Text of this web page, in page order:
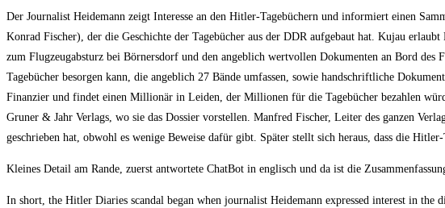
Der Journalist Heidemann zeigt Interesse an den Hitler-Tagebüchern und informiert einen
Konrad Fischer), der die Geschichte der Tagebücher aus der DDR aufgebaut hat. Kujau
zum Flugzeugabsturz bei Börnersdorf und den angeblich wertvollen Dokumenten an Bord des
Tagebücher besorgen kann, die angeblich 27 Bände umfassen, sowie handschriftliche
Finanzier und findet einen Millionär in Leiden, der Millionen für die Tagebücher bezahlen
Gruner & Jahr Verlags, wo sie das Dossier vorstellen. Manfred Fischer, Leiter des ganzen
geschrieben hat, obwohl es wenige Beweise dafür gibt. Später stellt sich heraus, dass die
Kleines Detail am Rande, zuerst antwortete ChatBot in englisch und da ist die
In short, the Hitler Diaries scandal began when journalist Heidemann expressed interest in